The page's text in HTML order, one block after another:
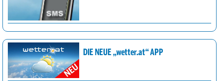
DIE NEUE „wetter.at“ APP